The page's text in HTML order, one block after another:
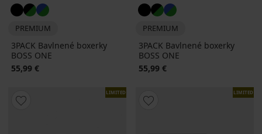
PREMIUM
3PACK Bavlnené boxerky
BOSS ONE
55,99 €
PREMIUM
3PACK Bavlnené boxerky
BOSS ONE
55,99 €
LIMITED LIMITED